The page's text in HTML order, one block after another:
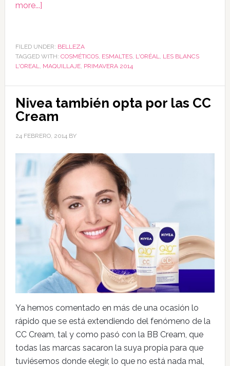
more...]
FILED UNDER: BELLEZA
TAGGED WITH: COSMÉTICOS, ESMALTES, L'ORÉAL, LES BLANCS
L'OREAL, MAQUILLAJE, PRIMAVERA 2014
Nivea también opta por las CC
Cream
24 FEBRERO, 2014BY
Ya hemos comentado en más de una ocasión lo
rápido que se está extendiendo del fenómeno de la
CC Cream, tal y como pasó con la BB Cream, que
todas las marcas sacaron la suya propia para que
tuviésemos donde elegir, lo que no está nada mal,